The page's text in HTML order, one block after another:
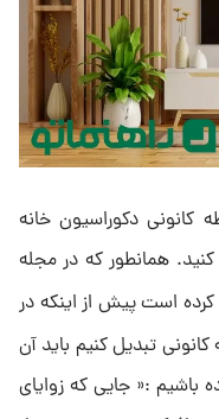
کانونی دکوراسیون خانه
همانطور که در مجله
کرده است پیش از اینکه در
تبدیل کنیم باید آن
باشیم :« جایی که زوایای